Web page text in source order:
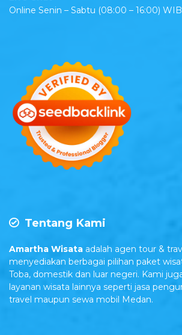
Online Senin – Sabtu (08:00 – 16:00) WIB
Tentang Kami
Amartha Wisata adalah agen tour &
menyediakan berbagai pilihan paket
Toba, domestik dan luar negeri. Kami
layanan wisata lainnya seperti jasa
travel maupun sewa mobil Medan.